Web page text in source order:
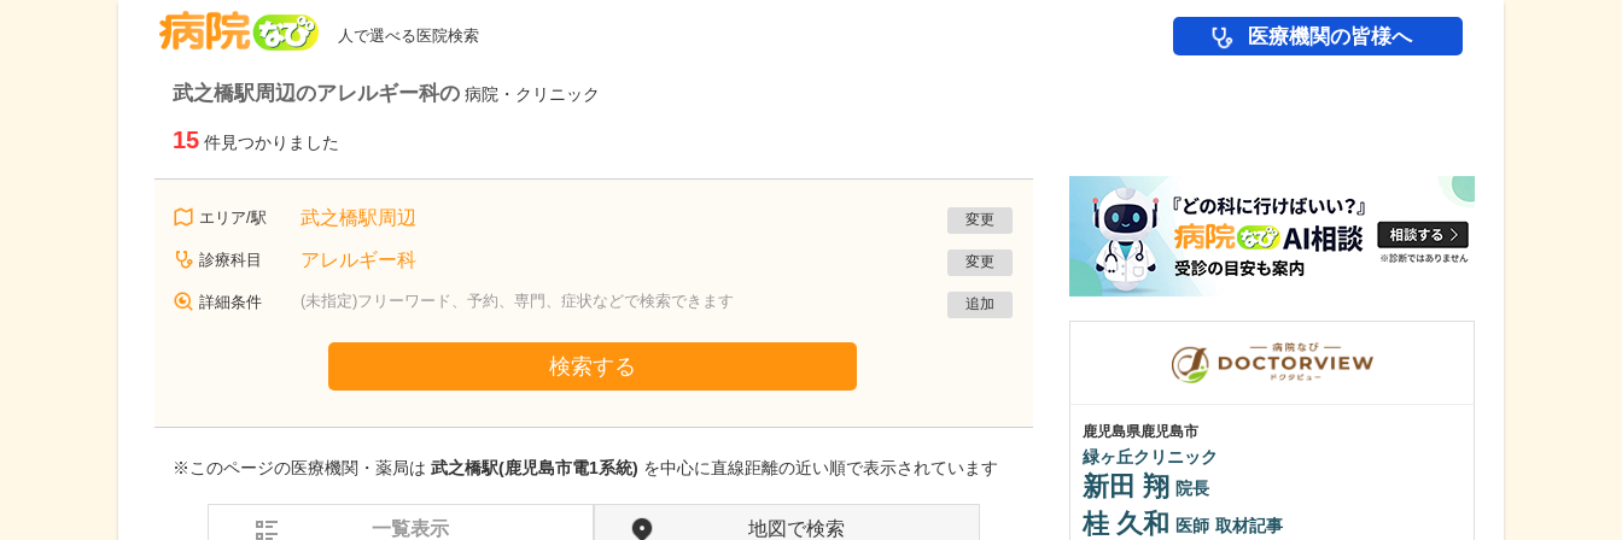
人で選べる医院検索 医療機関の皆様へ
武之橋駅周辺のアレルギー科の 病院・クリニック
15 件見つかりました
エリア/駅 武之橋駅周辺 変更
診療科目 アレルギー科 変更
詳細条件 (未指定)フリーワード、予約、専門、症状などで検索できます 追加
検索する
※このページの医療機関・薬局は 武之橋駅(鹿児島市電1系統) を中心に直線距離の近い順で表示されています
一覧表示 地図で検索
鹿児島県鹿児島市
緑ヶ丘クリニック
新田 翔 院長
桂 久和 医師 取材記事
岡山県倉敷市
多田クリニック
多田 明子 副院長